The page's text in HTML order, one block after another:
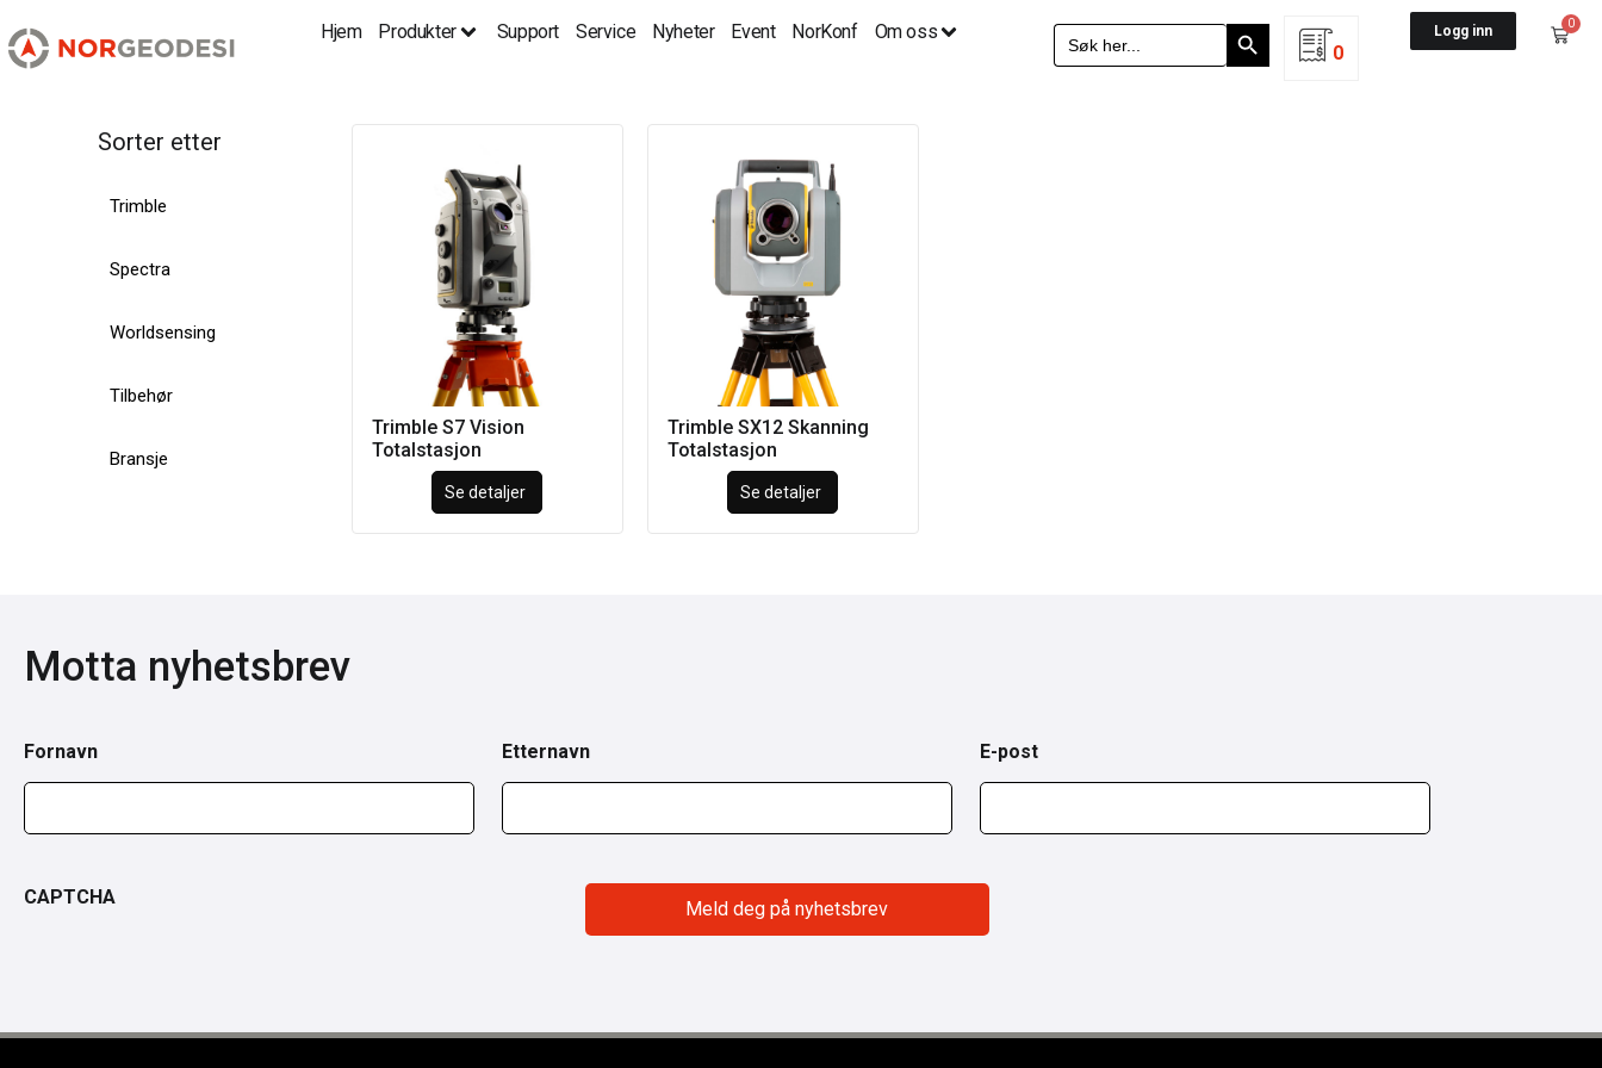
Hjem Produkter Support Service Nyheter Event NorKonf Om oss
Search
for:
Search Button
0
Logg inn 0
Sorter etter
Trimble
Spectra
Worldsensing
Tilbehør
Bransje
Trimble S7 Vision
Totalstasjon
Se detaljer
Trimble SX12 Skanning
Totalstasjon
Se detaljer
Motta nyhetsbrev
Fornavn Etternavn E-post
CAPTCHA